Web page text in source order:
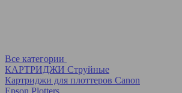
Все категории
КАРТРИДЖИ Струйные
Картриджи для плоттеров Canon
Epson Plotters